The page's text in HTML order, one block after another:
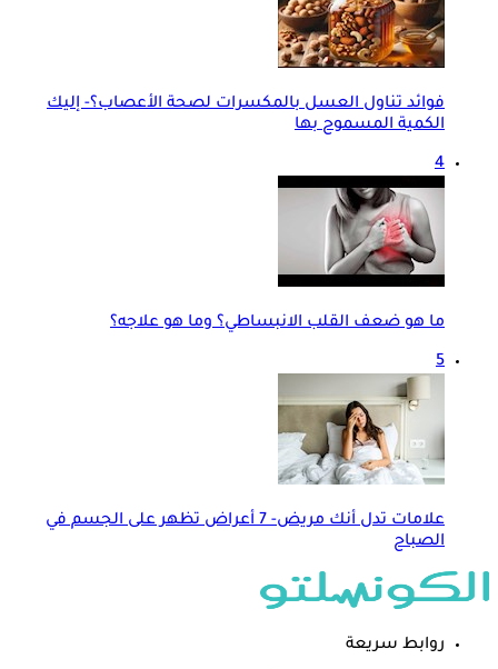
فوائد تناول العسل بالمكسرات لصحة الأعصاب؟- إليك
الكمية المسموح بها
4
ما هو ضعف القلب الانبساطي؟ وما هو علاجه؟
5
علامات تدل أنك مريض- 7 أعراض تظهر على الجسم في
الصباح
روابط سريعة